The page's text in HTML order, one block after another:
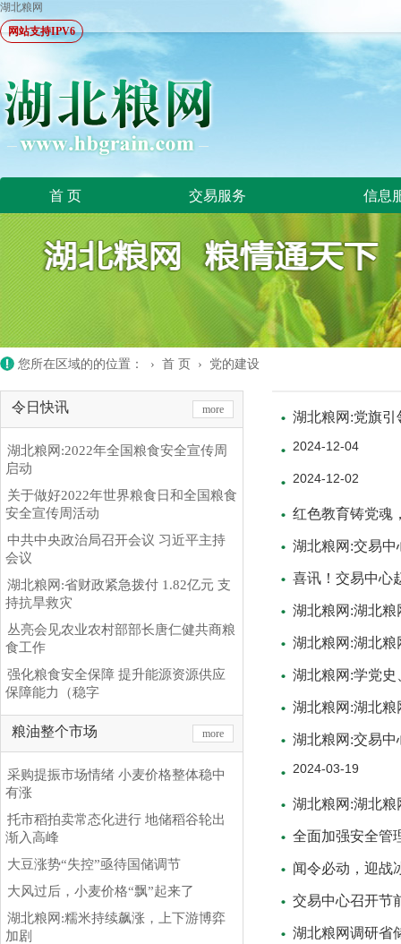
湖北粮网
网站支持IPV6
首 页 交易服务 信息
您所在区域的的位置： › 首 页 › 党的建设
令日快讯 more
湖北粮网:2022年全国粮食安全宣传周
启动
关于做好2022年世界粮食日和全国粮食
安全宣传周活动
中共中央政治局召开会议 习近平主持
会议
湖北粮网:省财政紧急拨付 1.82亿元 支
持抗旱救灾
丛亮会见农业农村部部长唐仁健共商粮
食工作
强化粮食安全保障 提升能源资源供应
保障能力（稳字
粮油整个市场 more
采购提振市场情绪 小麦价格整体稳中
有涨
托市稻拍卖常态化进行 地储稻谷轮出
渐入高峰
大豆涨势“失控”亟待国储调节
大风过后，小麦价格“飘”起来了
湖北粮网:糯米持续飙涨，上下游博弈
加剧
湖北粮网:党旗
2024-12-04
2024-12-02
红色教育铸党魂
湖北粮网:交易
喜讯！交易中心
湖北粮网:湖北
湖北粮网:湖北粮
湖北粮网:学党
湖北粮网:湖北
湖北粮网:交易
2024-03-19
湖北粮网:湖北粮
全面加强安全管
闻令必动，迎战
交易中心召开节
湖北粮网调研省